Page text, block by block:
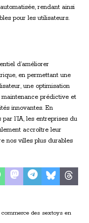
rendant ainsi
pour les utilisateurs.
d’améliorer
en permettant une
une optimisation
maintenance prédictive et
innovantes. En
l’IA, les entreprises du
accroître leur
nos villes plus durables
des sextoys en